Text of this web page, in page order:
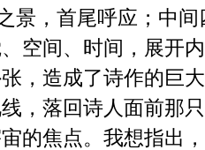
景，首尾呼应；中
空间、时间，展开
，造成了诗作的巨
，落回诗人面前那
的焦点。我想指出